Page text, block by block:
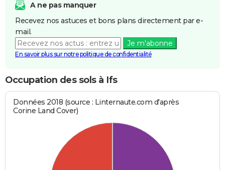
A ne pas manquer
Recevez nos astuces et bons plans directement par e-
mail.
Je m'abonne
En savoir plus sur notre politique de confidentialité
Occupation des sols à Ifs
Données 2018 (source : Linternaute.com d'après
Corine Land Cover)